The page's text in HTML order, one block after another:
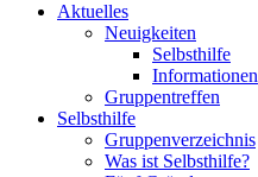
Aktuelles
Neuigkeiten
Selbsthilfe
Informationen
Gruppentreffen
Selbsthilfe
Gruppenverzeichnis
Was ist Selbsthilfe?